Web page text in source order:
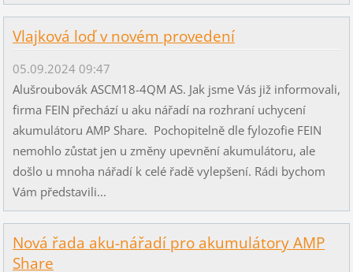
Vlajková loď v novém provedení
05.09.2024 09:47
Alušroubovák ASCM18-4QM AS. Jak jsme Vás již informovali,
firma FEIN přechází u aku nářadí na rozhraní uchycení
akumulátoru AMP Share. Pochopitelně dle fylozofie FEIN
nemohlo zůstat jen u změny upevnění akumulátoru, ale
došlo u mnoha nářadí k celé řadě vylepšení. Rádi bychom
Vám představili...
Nová řada aku-nářadí pro akumulátory AMP
Share